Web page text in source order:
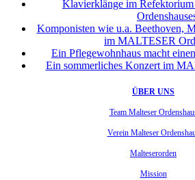
Klavierklänge im
Komponisten wie u.a. Beethoven,
im MALTESER
Ein Pflegewohnhaus macht
Ein sommerliches Konzert im
ÜBER UNS
Team Malteser
Verein Malteser
Malteserorden
Mission